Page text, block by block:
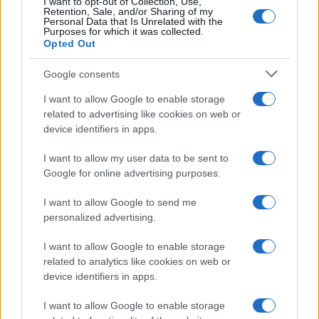
Retention, Sale, and/or Sharing of my
Personal Data that Is Unrelated with the
Purposes for which it was collected.
Opted Out
Google consents
I want to allow Google to enable storage
related to advertising like cookies on web or
device identifiers in apps.
I want to allow my user data to be sent to
Google for online advertising purposes.
I want to allow Google to send me
personalized advertising.
I want to allow Google to enable storage
related to analytics like cookies on web or
device identifiers in apps.
I want to allow Google to enable storage
Velük kezdődött a magyar szimfonikus
A klasszikus zene szerelmesei november 23-án a Budapesti
Filharmóniai Társaság Zenekarának (BFTZ)
ünnepelhetik a hazai szimfonikus zenekari élet születését.
EGYÉB
Budapesti Filharmóniai Társaság
Zenekara a Nemzeti Múzeumban
az idősek világnapján a Budapesti Filharmóniai Társaság